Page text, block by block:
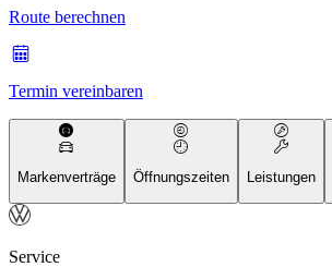
Route berechnen
Termin vereinbaren
Markenverträge Öffnungszeiten Leistungen
Service